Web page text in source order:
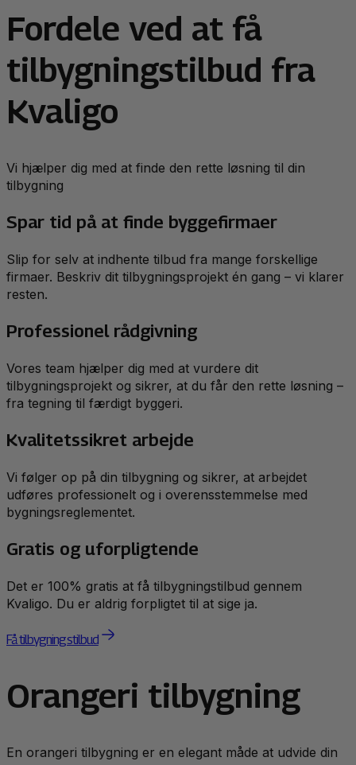
Fordele ved at få
tilbygningstilbud fra
Kvaligo
Vi hjælper dig med at finde den rette løsning til din
tilbygning
Spar tid på at finde byggefirmaer
Slip for selv at indhente tilbud fra mange forskellige
firmaer. Beskriv dit tilbygningsprojekt én gang – vi klarer
resten.
Professionel rådgivning
Vores team hjælper dig med at vurdere dit
tilbygningsprojekt og sikrer, at du får den rette løsning –
fra tegning til færdigt byggeri.
Kvalitetssikret arbejde
Vi følger op på din tilbygning og sikrer, at arbejdet
udføres professionelt og i overensstemmelse med
bygningsreglementet.
Gratis og uforpligtende
Det er 100% gratis at få tilbygningstilbud gennem
Kvaligo. Du er aldrig forpligtet til at sige ja.
Få tilbygningstilbud
Orangeri tilbygning
En orangeri tilbygning er en elegant måde at udvide din